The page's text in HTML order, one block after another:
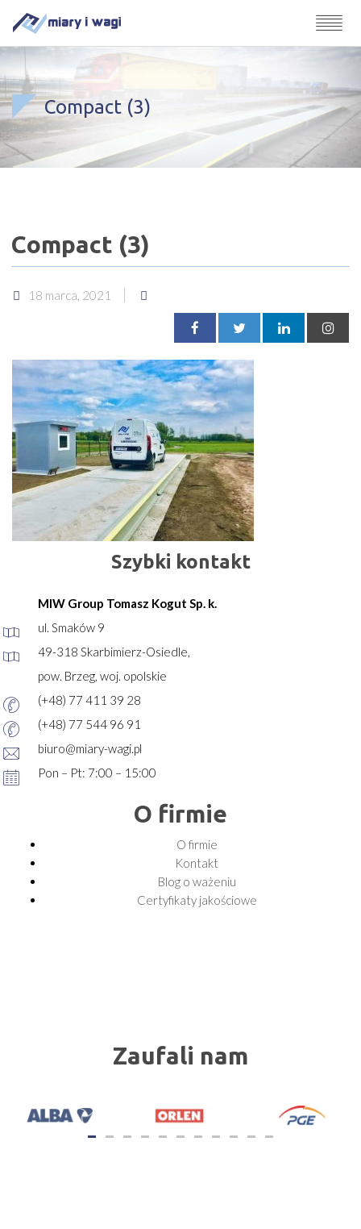
Compact (3)
Compact (3)
18 marca, 2021
Szybki kontakt
MIW Group Tomasz Kogut Sp. k.
ul. Smaków 9
49-318 Skarbimierz-Osiedle,
pow. Brzeg, woj. opolskie
(+48) 77 411 39 28
(+48) 77 544 96 91
biuro@miary-wagi.pl
Pon – Pt: 7:00 – 15:00
O firmie
O firmie
Kontakt
Blog o ważeniu
Certyfikaty jakościowe
Zaufali nam